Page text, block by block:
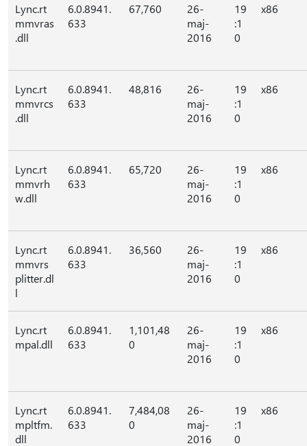
Lync.rt
mmvras
.dll
6.0.8941.
633
67,760
26-
maj-
2016
19
:1
0
x86
Lync.rt
mmvrcs
.dll
6.0.8941.
633
48,816
26-
maj-
2016
19
:1
0
x86
Lync.rt
mmvrh
w.dll
6.0.8941.
633
65,720
26-
maj-
2016
19
:1
0
x86
Lync.rt
mmvrs
plitter.dl
l
6.0.8941.
633
36,560
26-
maj-
2016
19
:1
0
x86
Lync.rt
mpal.dll
6.0.8941.
633
1,101,48
0
26-
maj-
2016
19
:1
0
x86
Lync.rt
mpltfm.
dll
6.0.8941.
633
7,484,08
0
26-
maj-
2016
19
:1
0
x86